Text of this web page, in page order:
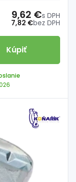
7,82 €bez DPH
9,62 €s DPH
Kúpiť